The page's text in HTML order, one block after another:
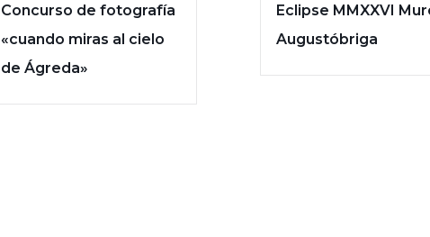
Concurso de fotografía
«cuando miras al cielo
de Ágreda»
Eclipse MMXXVI
Augustóbriga